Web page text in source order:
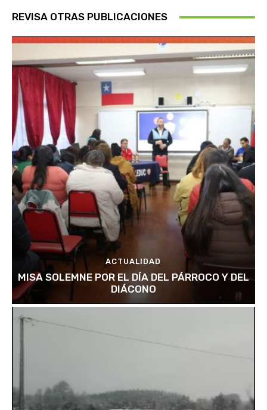
REVISA OTRAS PUBLICACIONES
ACTUALIDAD
MISA SOLEMNE POR EL DÍA DEL PÁRROCO Y DEL
DIÁCONO